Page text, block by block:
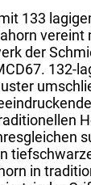
133
der
132-
in